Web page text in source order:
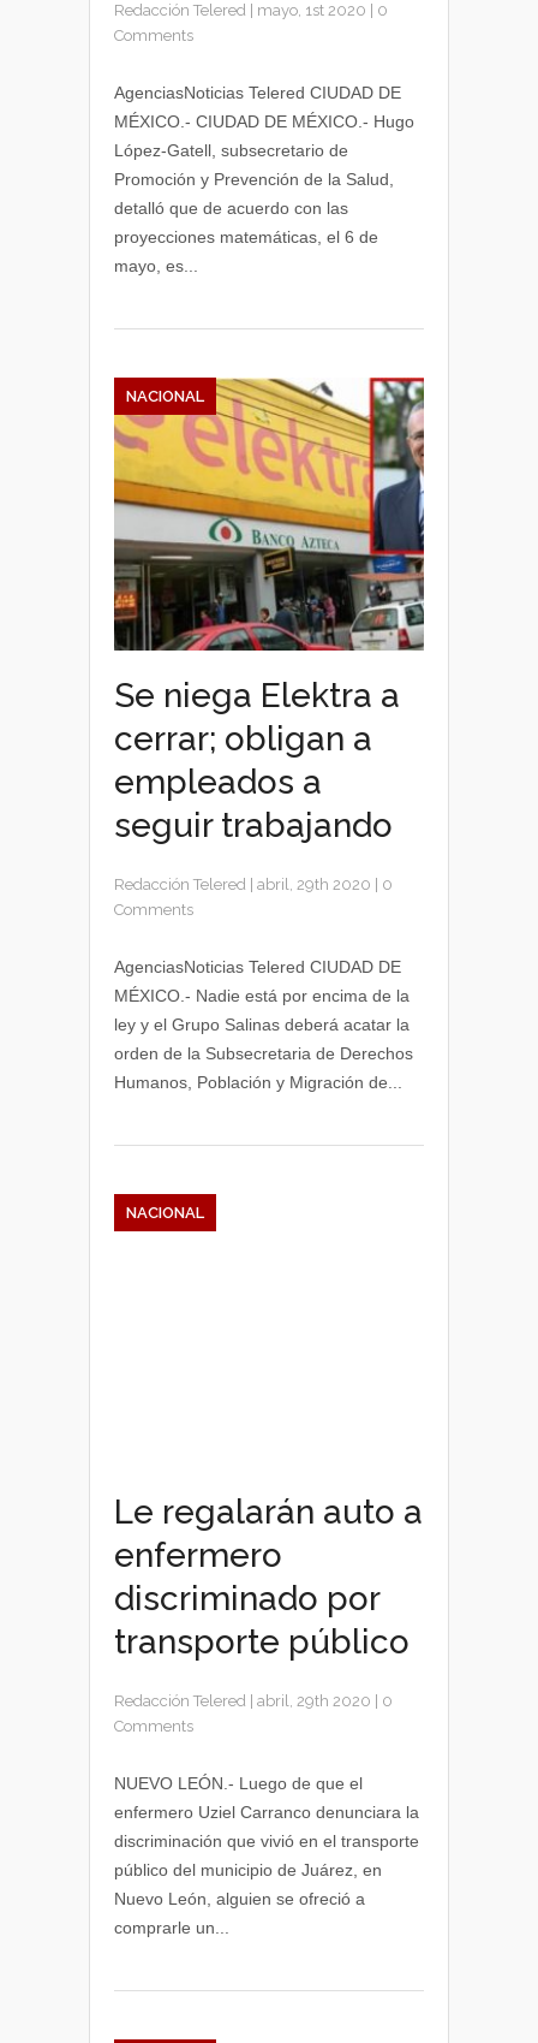
Redacción Telered mayo, 1st 2020
0
Comments
AgenciasNoticias Telered CIUDAD DE
MÉXICO.- CIUDAD DE MÉXICO.- Hugo
López-Gatell, subsecretario de
Promoción y Prevención de la Salud,
detalló que de acuerdo con las
proyecciones matemáticas, el 6 de
mayo, es...
NACIONAL
Se niega Elektra a
cerrar; obligan a
empleados a
seguir trabajando
Redacción Telered abril, 29th 2020
0
Comments
AgenciasNoticias Telered CIUDAD DE
MÉXICO.- Nadie está por encima de la
ley y el Grupo Salinas deberá acatar la
orden de la Subsecretaria de Derechos
Humanos, Población y Migración de...
NACIONAL
Le regalarán auto a
enfermero
discriminado por
transporte público
Redacción Telered abril, 29th 2020
0
Comments
NUEVO LEÓN.- Luego de que el
enfermero Uziel Carranco denunciara la
discriminación que vivió en el transporte
público del municipio de Juárez, en
Nuevo León, alguien se ofreció a
comprarle un...